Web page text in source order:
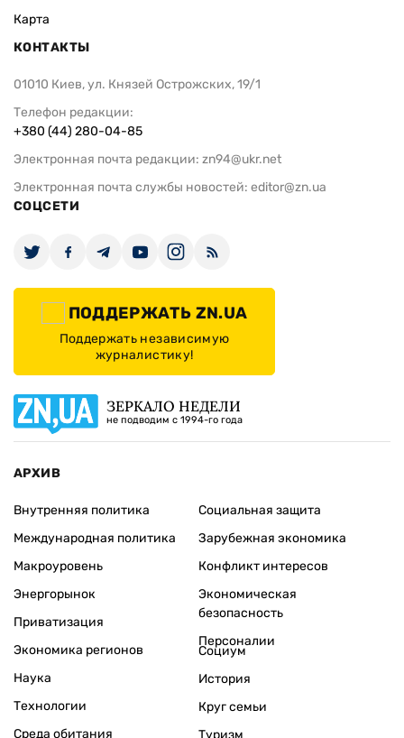
Карта
КОНТАКТЫ
01010 Киев, ул. Князей Острожских, 19/1
Телефон редакции:
+380 (44) 280-04-85
Электронная почта редакции: zn94@ukr.net
Электронная почта службы новостей: editor@zn.ua
СОЦСЕТИ
ПОДДЕРЖАТЬ ZN.UA
Поддержать независимую
журналистику!
ЗЕРКАЛО НЕДЕЛИ
не подводим с 1994-го года
АРХИВ
Внутренняя политика
Международная политика
Макроуровень
Энергорынок
Приватизация
Экономика регионов
Социальная защита
Зарубежная экономика
Конфликт интересов
Экономическая
безопасность
Персоналии
Наука
Технологии
Среда обитания
Социум
История
Круг семьи